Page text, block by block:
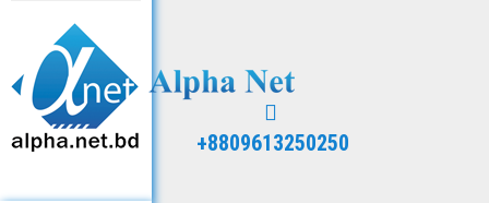
+8809613250250